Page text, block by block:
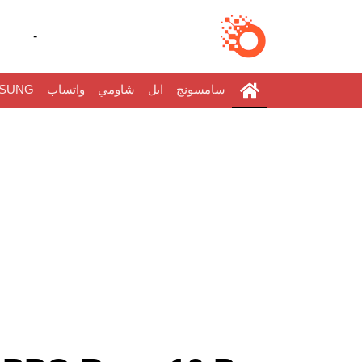
-
سامسونج ابل شاومي واتساب